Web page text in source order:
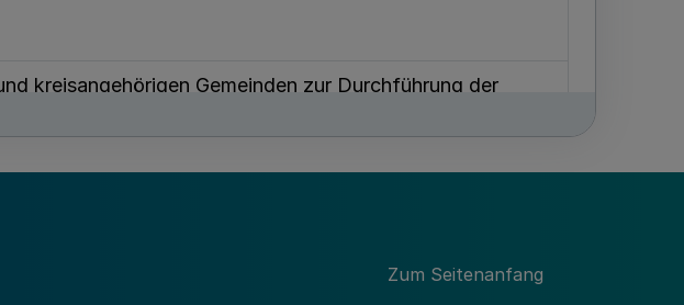
kreisangehörigen Gemeinden zur Durchführung der
Zum Seitenanfang